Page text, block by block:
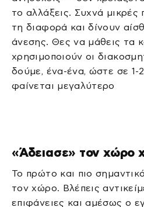
το αλλάξεις. Συχνά
τη διαφορά και δίνουν
άνεσης. Θες να μάθεις τα
χρησιμοποιούν οι
δούμε, ένα-ένα, ώστε σε 1-
φαίνεται μεγαλύτερο
«Άδειασε» τον χώρο
Το πρώτο και πιο
τον χώρο. Βλέπεις
επιφάνειες και αμέσως ο